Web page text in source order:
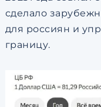
сделало
для россиян и
границу.